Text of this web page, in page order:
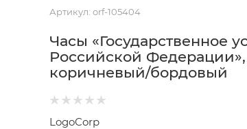
Артикул: orf-105404
Часы «Государственное
Российской
коричневый/бордовый
LogoCorp